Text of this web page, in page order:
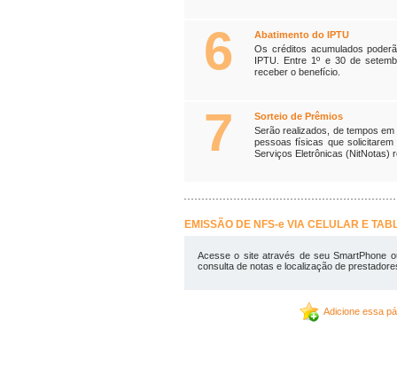
6
Abatimento do IPTU
Os créditos acumulados
IPTU. Entre 1º e 30 de
receber o benefício.
7
Sorteio de Prêmios
Serão realizados, de tempos
pessoas físicas que
Serviços Eletrônicas (NitNotas)
EMISSÃO DE NFS-e VIA CELULAR E
Acesse o site através de seu SmartPhone
consulta de notas e localização de
Adicione essa